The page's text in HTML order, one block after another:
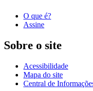
O que é?
Assine
Sobre o site
Acessibilidade
Mapa do site
Central de